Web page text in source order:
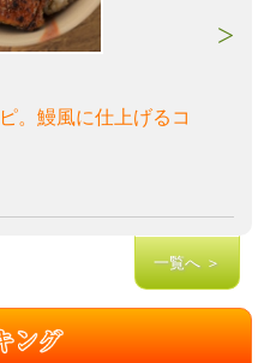
。鰻風に仕上げるコ
一覧へ ＞